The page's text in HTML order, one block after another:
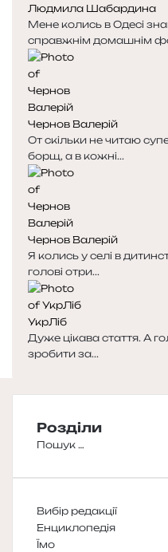
ааЛюдмила Шабардина
Мене колись в Одесі
справжнім домашнім
Чернов Валерій
От скільки не читаю
борщ, а в кожні...
Чернов Валерій
Я колись у селі в
голові отри...
УкрЛіб
Дуже цікава стаття. А
зробити за...
Розділи
Пошук:
Вибір редакції
Енциклопедія
Їмо